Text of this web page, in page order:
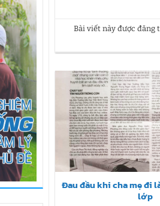
Bài viết này được đăng
Đau đầu khi cha mẹ đi
lớp